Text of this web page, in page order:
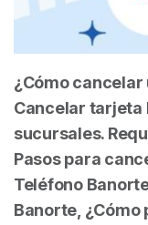
¿Cómo
Cancelar tarjeta
sucursales.
Pasos para
Teléfono
Banorte,